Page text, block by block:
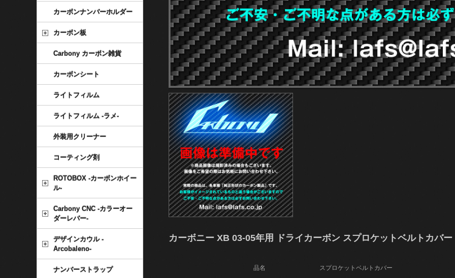
カーボニー XB 03-05年用 ドライカーボン スプロケットベルトカバ
品名 スプロケットベルトカバー
カーボンナンバーホルダー
カーボン板
Carbony カーボン雑貨
カーボンシート
ライトフィルム
ライトフィルム -ラメ-
外装用クリーナー
コーティング剤
ROTOBOX -カーボンホイー
ル-
Carbony CNC -カラーオー
ダーレバー-
デザインカウル -
Arcobaleno-
ナンバーストラップ